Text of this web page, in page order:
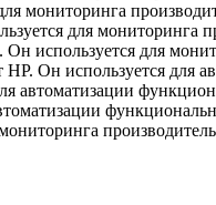
мониторинга
для мониторинга
используется для
Он используется для
автоматизации